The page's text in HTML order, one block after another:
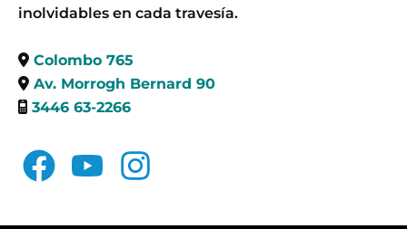
inolvidables en cada travesía.
Colombo 765
Av. Morrogh Bernard 90
3446 63-2266
F
a
Y
I
n